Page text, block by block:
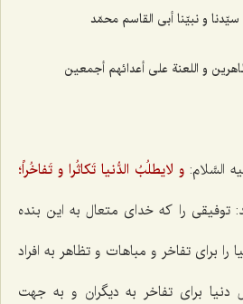
و نبيّنا أبى القاسم محمّد
و اللعنة على أعدائهم أجمعين‌
السَّلام: و لایطلُبُ الدُّنیا تَكاثُرا و تَفاخُراً؛
توفیقی را كه خدای متعال به این بنده
برای تفاخر و مباهات و تظاهر به افراد
دنیا برای تفاخر به دیگران و به جهت